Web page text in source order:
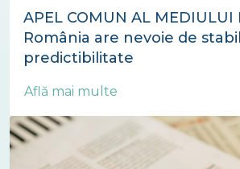
APEL COMUN AL MEDIULUI
România are nevoie de
predictibilitate
Află mai multe